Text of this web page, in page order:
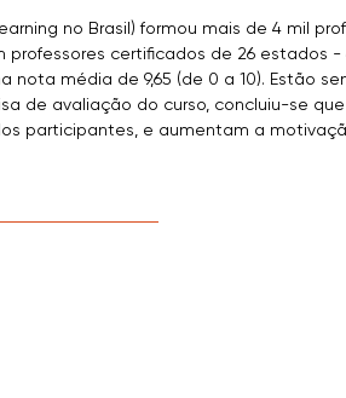
no Brasil) formou mais de 4 mil
professores certificados de 26 estados -
média de 9,65 (de 0 a 10). Estão
de avaliação do curso, concluiu-se
participantes, e aumentam a